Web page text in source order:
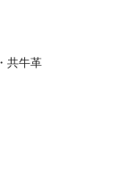
共牛革